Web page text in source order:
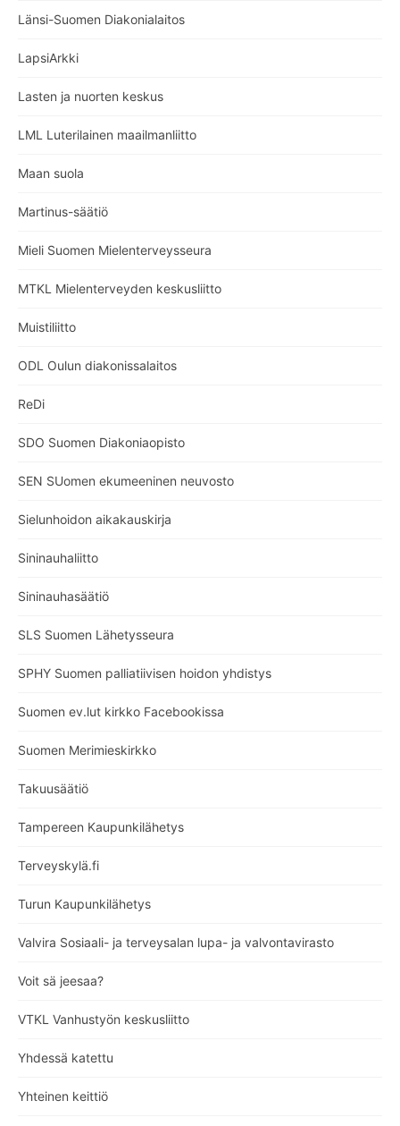
Länsi-Suomen Diakonialaitos
LapsiArkki
Lasten ja nuorten keskus
LML Luterilainen maailmanliitto
Maan suola
Martinus-säätiö
Mieli Suomen Mielenterveysseura
MTKL Mielenterveyden keskusliitto
Muistiliitto
ODL Oulun diakonissalaitos
ReDi
SDO Suomen Diakoniaopisto
SEN SUomen ekumeeninen neuvosto
Sielunhoidon aikakauskirja
Sininauhaliitto
Sininauhasäätiö
SLS Suomen Lähetysseura
SPHY Suomen palliatiivisen hoidon yhdistys
Suomen ev.lut kirkko Facebookissa
Suomen Merimieskirkko
Takuusäätiö
Tampereen Kaupunkilähetys
Terveyskylä.fi
Turun Kaupunkilähetys
Valvira Sosiaali- ja terveysalan lupa- ja valvontavirasto
Voit sä jeesaa?
VTKL Vanhustyön keskusliitto
Yhdessä katettu
Yhteinen keittiö